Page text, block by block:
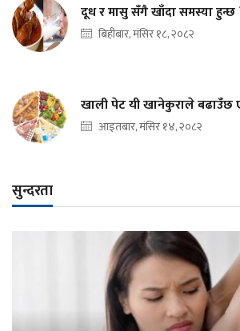
दूध र मासु सँगै खाँदा समस्या हुन्छ
बिहीबार, मंसिर १८, २०८२
खाली पेट यी खानेकुराले बढाउँछ
आइतबार, मंसिर १४, २०८२
सुन्दरता